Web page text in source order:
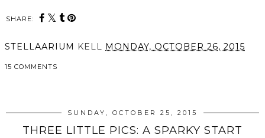
SHARE:
STELLAARIUM KELL MONDAY, OCTOBER 26, 2015
15 COMMENTS
SUNDAY, OCTOBER 25, 2015
THREE LITTLE PICS: A SPARKY START